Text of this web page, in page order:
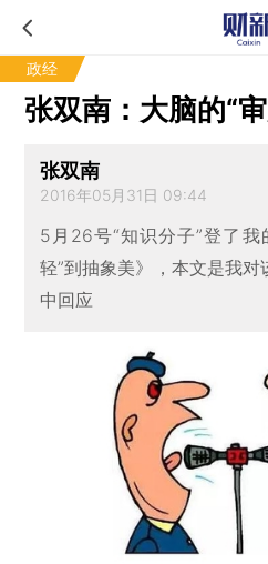
政经
张双南：大脑的“
张双南
2016年05月31日 09:44
5月26号“知识分子”登了我
轻”到抽象美》，本文是我
中回应